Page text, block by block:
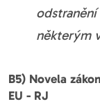
některým
B5) Novela
EU - RJ